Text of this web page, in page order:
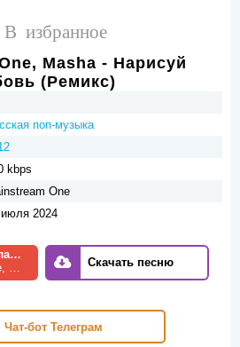
В избранное
Masha - Нарисуй
(Ремикс)
поп-музыка
kbps
One
2024
Слушать бесплатно
MainstreaM One, Masha - Нарисуй любовь (Ремикс)
Скачать песню
Чат-бот Телеграм